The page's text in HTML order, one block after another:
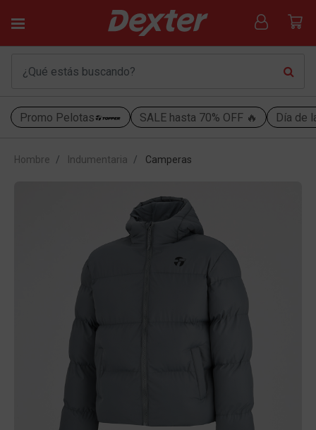
Promo Pelotas SALE hasta 70% OFF 🔥 Día de
Hombre Indumentaria Camperas